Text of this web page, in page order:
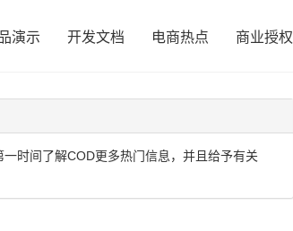
演示 开发文档 电商热点 商业授权
时间了解COD更多热门信息，并且给予有关